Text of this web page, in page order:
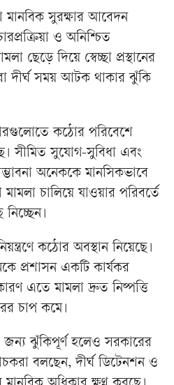
সুরক্ষার আবেদন
ও অনিশ্চিত
ছেড়ে দিয়ে স্বেচ্ছা প্রস্থানের
দীর্ঘ সময় আটক থাকার ঝুঁকি
কঠোর পরিবেশে
সীমিত সুযোগ-সুবিধা এবং
অনেককে মানসিকভাবে
চালিয়ে যাওয়ার পরিবর্তে
কঠোর অবস্থান নিয়েছে।
প্রশাসন একটি কার্যকর
এতে মামলা দ্রুত নিষ্পত্তি
চাপ কমে।
জন্য ঝুঁকিপূর্ণ হলেও সরকারের
বলছেন, দীর্ঘ ডিটেনশন ও